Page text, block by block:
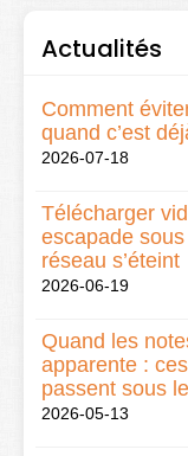
Actualités
Comment
quand c’est
2026-07-18
Télécharger
escapade
réseau s’éteint
2026-06-19
Quand les
apparente :
passent sous
2026-05-13